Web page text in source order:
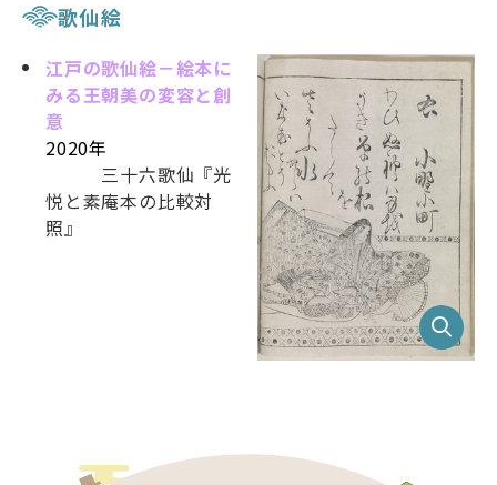
歌仙絵
江戸の歌仙絵－絵本に
みる王朝美の変容と創
意
2020年
三十六歌仙『光
悦と素庵本の比較対
照』